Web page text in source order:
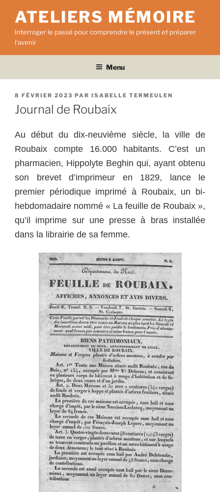
contenu
principal
ATELIERS MÉMOIRE
Interroger le passé pour comprendre le présent et préparer
l'avenir
Menu
PUBLIÉ
LE
8 FÉVRIER 2023 PAR ISABELLE TERMEULEN
Journal de Roubaix
Au début du dix-neuvième siècle, la ville de
Roubaix compte 16.000 habitants. C’est un
pharmacien, Hippolyte Beghin qui, ayant obtenu
son brevet d’imprimeur en 1829, lance le
premier périodique imprimé à Roubaix, un bi-
hebdomadaire nommé « La feuille de Roubaix »,
qu’il imprime sur une presse à bras installée
dans la librairie de sa femme.